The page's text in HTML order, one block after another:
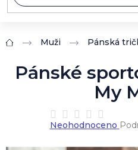
Domů Muži Pánská
Pánské
My
Průměrné
hodnocení
Neohodnoceno